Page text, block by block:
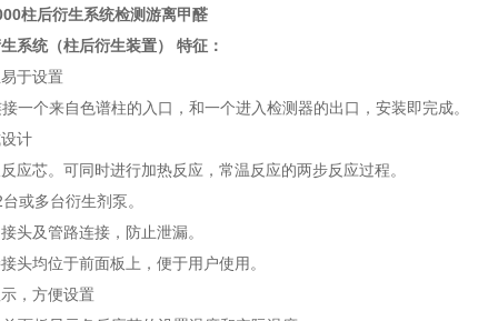
柱后衍生系统检测游离甲醛
系统（柱后衍生装置） 特征：
于设置
一个来自色谱柱的入口，和一个进入检测器的出口，安装即完成。
计
应芯。可同时进行加热反应，常温反应的两步反应过程。
或多台衍生剂泵。
头及管路连接，防止泄漏。
头均位于前面板上，便于用户使用。
，方便设置